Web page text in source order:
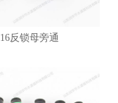
16反锁母旁通